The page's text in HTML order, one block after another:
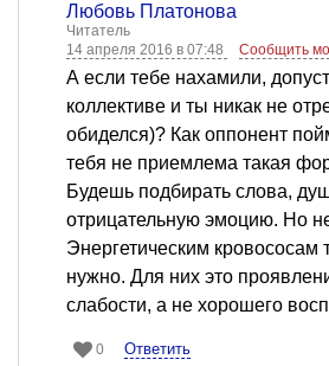
Любовь Платонова
Читатель
14 апреля 2016 в 07:48
Сообщить
А если тебе нахамили,
коллективе и ты никак не
обиделся)? Как оппонент
тебя не приемлема такая
Будешь подбирать слова,
отрицательную эмоцию. Но
Энергетическим кровососам
нужно. Для них это
слабости, а не хорошего
0 Ответить